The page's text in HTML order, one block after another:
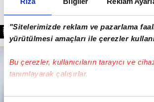
"Sitelerimizde reklam ve pazarlama
yürütülmesi amaçları ile çerezler
Bu çerezler, kullanıcıların tarayıcı ve
tanımlayarak çalışırlar.
Bu çerezlere izin vermeniz halinde
dergisinin sıralamayı tam tersi
ettiğini belirtti.